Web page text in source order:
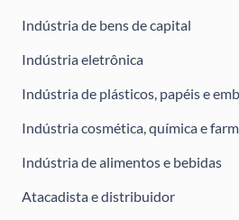
Indústria de bens de capital
Indústria eletrônica
Indústria de plásticos, papéis e
Indústria cosmética, química e
Indústria de alimentos e bebidas
Atacadista e distribuidor